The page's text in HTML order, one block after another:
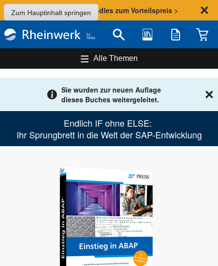
Zum Hauptinhalt springen
Sommer-Aktion: Bundles zum Vorteilspreis >
Suche Bibliothek Merkliste
Alle Themen
Sie wurden zur neuen Auflage
dieses Buches weitergeleitet.
Endlich IF ohne ELSE:
Ihr Sprungbrett in die Welt der SAP-Entwicklung